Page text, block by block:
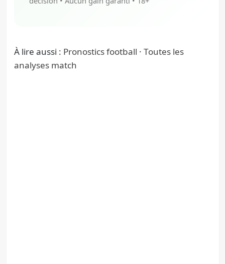
À lire aussi : Pronostics football · Toutes les
analyses match